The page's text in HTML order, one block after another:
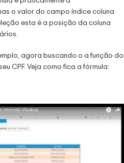
o valor do campo índice coluna
esta é a posição da coluna
agora buscando o a função do
CPF. Veja como fica a fórmula: